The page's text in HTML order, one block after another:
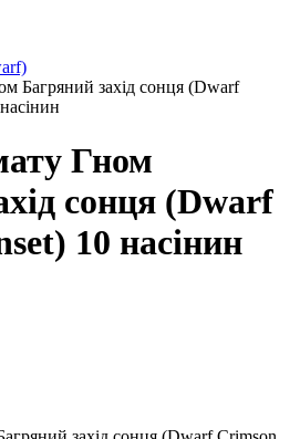
Багряний захід сонця (Dwarf
Гном
сонця (Dwarf
10 насінин